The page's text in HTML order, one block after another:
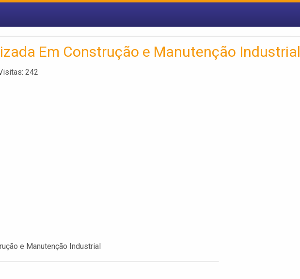
Em Construção e Manutenção Industrial
242
e Manutenção Industrial